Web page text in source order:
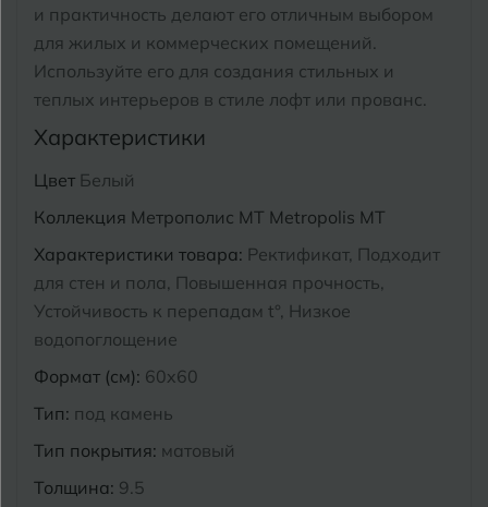
и практичность делают его отличным выбором
для жилых и коммерческих помещений.
Используйте его для создания стильных и
теплых интерьеров в стиле лофт или прованс.
Характеристики
Цвет Белый
Коллекция Метрополис MT Metropolis MT
Характеристики товара: Ректификат, Подходит
для стен и пола, Повышенная прочность,
Устойчивость к перепадам t°, Низкое
водопоглощение
Формат (см): 60x60
Тип: под камень
Тип покрытия: матовый
Толщина: 9.5
Кемерово
Ковров
Кострома
Курган
Курганинск
Магнитогорск
Майкоп
Муром
Тюмень
У Улан-Удэ
Х Химки
Ч Чебоксары